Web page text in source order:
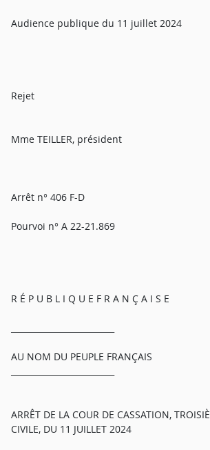
Audience publique du 11 juillet 2024
Rejet
Mme TEILLER, président
Arrêt n° 406 F-D
Pourvoi n° A 22-21.869
R É P U B L I Q U E F R A N Ç A I S E
AU NOM DU PEUPLE FRANÇAIS
ARRÊT DE LA COUR DE CASSATION,
CIVILE, DU 11 JUILLET 2024